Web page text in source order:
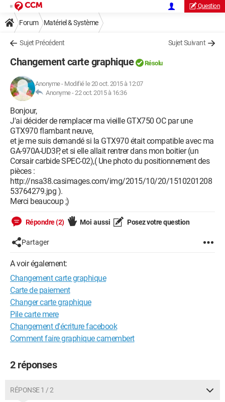
Question
Forum Matériel & Système
Sujet Précédent Sujet Suivant
Changement carte graphique Résolu
Anonyme- Modifié le 20 oct. 2015 à 12:07
Anonyme -22 oct. 2015 à 16:36
Bonjour,
J'ai décider de remplacer ma vieille GTX750 OC par une
GTX970 flambant neuve,
et je me suis demandé si la GTX970 était compatible avec ma
GA-970A-UD3P, et si elle allait rentrer dans mon boitier (un
Corsair carbide SPEC-02),( Une photo du positionnement des
pièces :
http://nsa38.casimages.com/img/2015/10/20/1510201208
53764279.jpg ).
Merci beaucoup ;)
Répondre (2) Moi aussi Posez votre question
Partager
A voir également:
Changement carte graphique
Carte de paiement
Changer carte graphique
Pile carte mere
Changement d'écriture facebook
Comment faire graphique camembert
2 réponses
RÉPONSE 1 / 2